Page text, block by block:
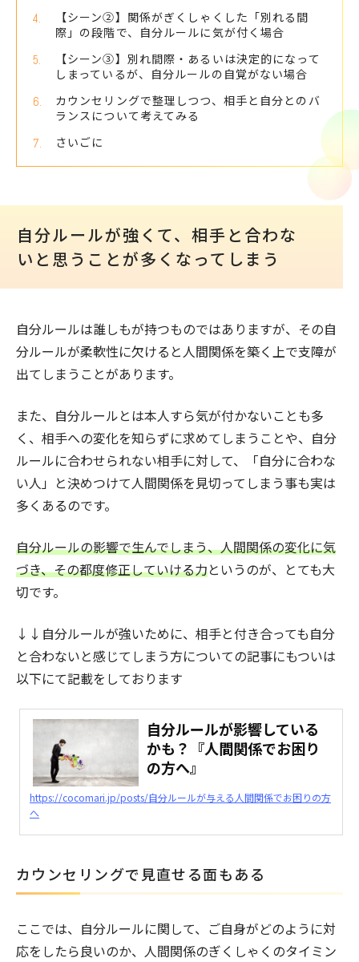
#HSP
#五月病 #家庭
#嫌がらせ
#占い
#毒親
#機能不全家族
#学校
#受験
#アンガーマネジメント
#自信がない
#成長・チャンス
#苦難・困難
#スマホチェック
#ペットロス
#夫婦
#うつ・抑うつ
#メール・電話
#二次元・アニメ
#男性
#別れ
#目標・目的
#自分のルール
#モチベーション
#蛙化現象
#心のバランス
#浮気
#カウンセラー
#婚活
#ミラーリング効果
#ストレス
#怒り
#ネット社会
#SNS
#パーソナルゾーン
#コミュニケーション
#対人関係・人間関係
#親和欲求
#人の目が気になる
#恋愛
#癒し
#仕事 #彼氏
#友人関係
【シーン②】関係がぎくしゃくした「別れる間
際」の段階で、自分ルールに気が付く場合
【シーン③】別れ間際・あるいは決定的になって
しまっているが、自分ルールの自覚がない場合
カウンセリングで整理しつつ、相手と自分とのバ
ランスについて考えてみる
さいごに
自分ルールが強くて、相手と合わな
いと思うことが多くなってしまう
自分ルールは誰しもが持つものではありますが、その自
分ルールが柔軟性に欠けると人間関係を築く上で支障が
出てしまうことがあります。
また、自分ルールとは本人すら気が付かないことも多
く、相手への変化を知らずに求めてしまうことや、自分
ルールに合わせられない相手に対して、「自分に合わな
い人」と決めつけて人間関係を見切ってしまう事も実は
多くあるのです。
自分ルールの影響で生んでしまう、人間関係の変化に気
づき、その都度修正していける力というのが、とても大
切です。
↓↓自分ルールが強いために、相手と付き合っても自分
と合わないと感じてしまう方についての記事にもついは
以下にて記載をしております
自分ルールが影響している
かも？『人間関係でお困り
の方へ』
https://cocomari.jp/posts/自分ルールが与える人間関係でお困りの方
へ
カウンセリングで見直せる面もある
ここでは、自分ルールに関して、ご自身がどのように対
応をしたら良いのか、人間関係のぎくしゃくのタイミン